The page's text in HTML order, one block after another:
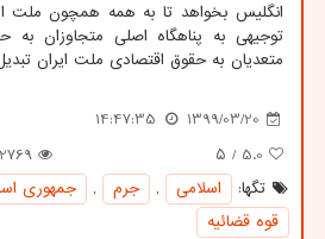
انگلیس بخواهد تا به همه همچون ملت
توجیهی به پناهگاه اصلی متجاوزان
متعدیان به حقوق اقتصادی ملت ایران
1399/03/20
14:47:35
5.0 / ۵
2769
تگها:
اسلامی , جرم , جمهوری
قوه قضائیه